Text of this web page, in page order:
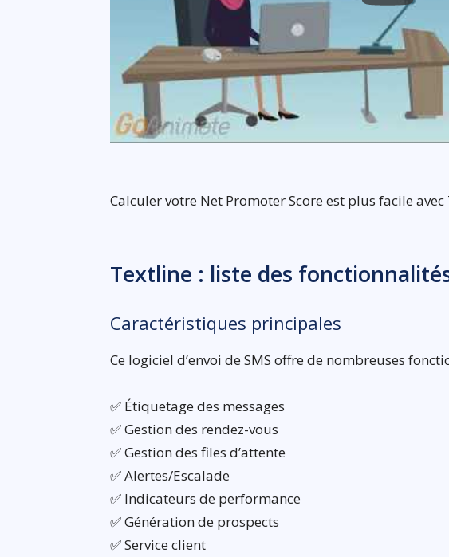
Calculer votre Net Promoter Score est plus facile
Textline : liste des
Caractéristiques principales
Ce logiciel d’envoi de SMS offre de nombreuses
✅ Étiquetage des messages
✅ Gestion des rendez-vous
✅ Gestion des files d’attente
✅ Alertes/Escalade
✅ Indicateurs de performance
✅ Génération de prospects
✅ Service client